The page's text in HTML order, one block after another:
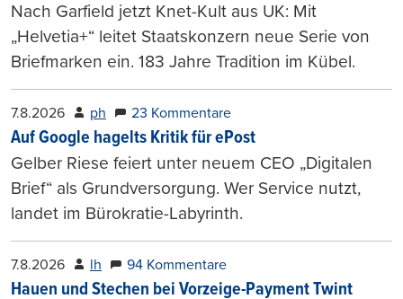
Nach Garfield jetzt Knet-Kult aus UK: Mit
„Helvetia+“ leitet Staatskonzern neue Serie von
Briefmarken ein. 183 Jahre Tradition im Kübel.
7.8.2026 ph 23 Kommentare
Auf Google hagelts Kritik für ePost
Gelber Riese feiert unter neuem CEO „Digitalen
Brief“ als Grundversorgung. Wer Service nutzt,
landet im Bürokratie-Labyrinth.
7.8.2026 lh 94 Kommentare
Hauen und Stechen bei Vorzeige-Payment Twint